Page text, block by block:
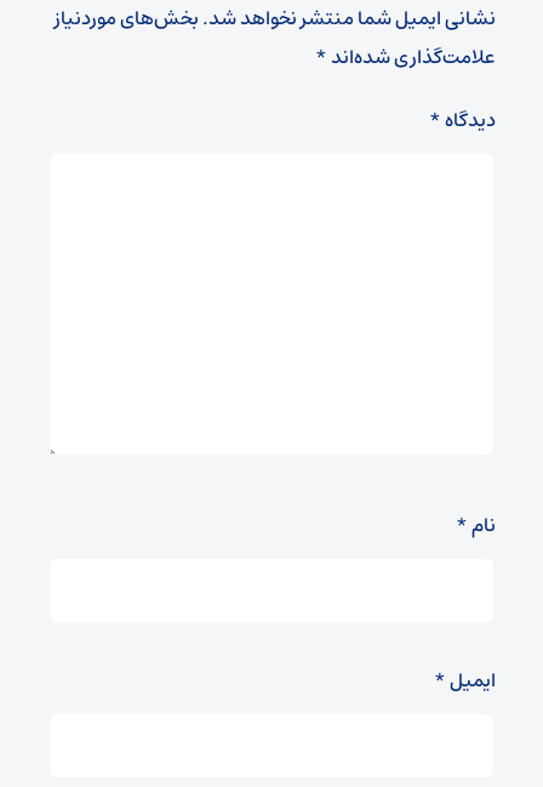
نشانی ایمیل شما منتشر نخواهد شد.بخش‌های موردنیاز
علامت‌گذاری شده‌اند*
دیدگاه*
نام*
ایمیل*